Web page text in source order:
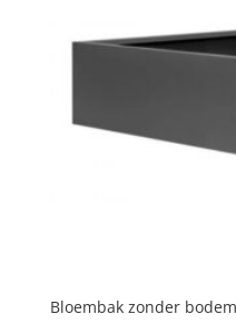
Bloembak zonder